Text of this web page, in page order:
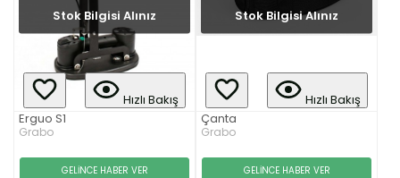
Stok Bilgisi Alınız
Hızlı Bakış
Erguo S1
Grabo
GELİNCE HABER VER
Stok Bilgisi Alınız
Hızlı Bakış
Çanta
Grabo
GELİNCE HABER VER